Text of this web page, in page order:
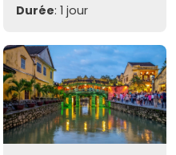
Durée: 1 jour